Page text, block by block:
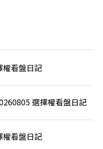
權看盤日記
選擇權看盤日記
權看盤日記